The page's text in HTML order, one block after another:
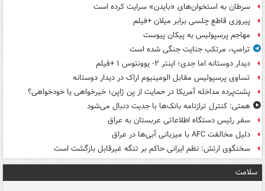
سرطان به استخوان‌های «بایدن» سرایت کرده است
پیروزی قاطع چلسی برابر میلان +فیلم
مهاجم پرسپولیس به پیکان پیوست
ترامپ، مرتکب جنایت جنگی شده است
دیدار دوستانه اما جدی؛ اینتر ۲- یوونتوس ۱ +فیلم
تساوی پرسپولیس مقابل الومینیوم اراک در دیدار دوستانه
پشت‌پرده مداخله آمریکا در حمایت از یِن ژاپن؛ خیرخواهی یا خودخواهی؟
همتی: کنترل ترازنامه بانک‌ها با جدیت دنبال می‌شود
سفر رئیس دستگاه اطلاعاتی عربستان به عراق
دلیل مخالفت AFC با میزبانی آبی‌ها در عراق
سخنگوی ارتش: نظم ایرانی حاکم بر تنگه غیرقابل بازگشت است
سلامت